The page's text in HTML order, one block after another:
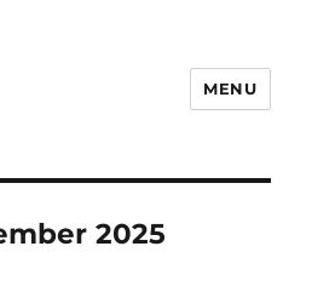
MENU
2025